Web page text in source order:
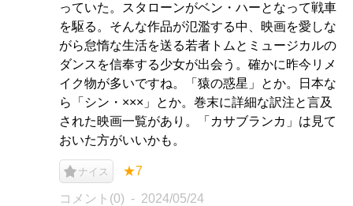
っていた。スタローンがベン・ハーとなって戦車
を駆る。そんな作品が氾濫する中、映画を愛しな
がら怠惰な生活を送る若者トムとミュージカルの
ダンスを信奉する少女が出会う。確かに昨今リメ
イク物が多いですね。「猿の惑星」とか。日本な
ら「シン・×××」とか。巻末に詳細な訳注と言及
された映画一覧があり。「カサブランカ」は見て
おいた方がいいかも。
ナイス ★7
コメント(0) 2024/05/24